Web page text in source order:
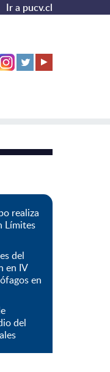
Ir a pucv.cl
realiza
Límites
del
en IV
en
del